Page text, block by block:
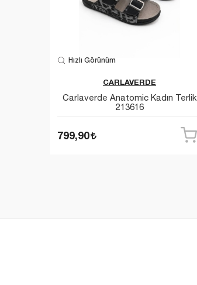
Hızlı Görünüm
CARLAVERDE
Carlaverde Anatomic Kadın Terlik
213616
799,90